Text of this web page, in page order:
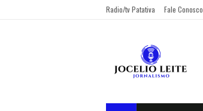
Radio/tv Patativa Fale Conosco